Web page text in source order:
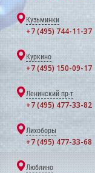
Кузьминки
+7 (495) 744-11-37
Куркино
+7 (495) 150-09-17
Ленинский пр-т
+7 (495) 477-33-82
Лихоборы
+7 (495) 477-33-68
Люблино